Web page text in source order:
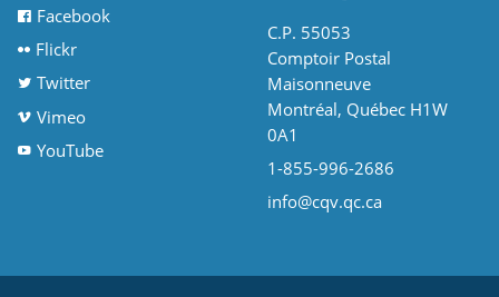
Facebook
Flickr
Twitter
Vimeo
YouTube
C.P. 55053
Comptoir Postal
Maisonneuve
Montréal, Québec H1W
0A1
1-855-996-2686
info@cqv.qc.ca